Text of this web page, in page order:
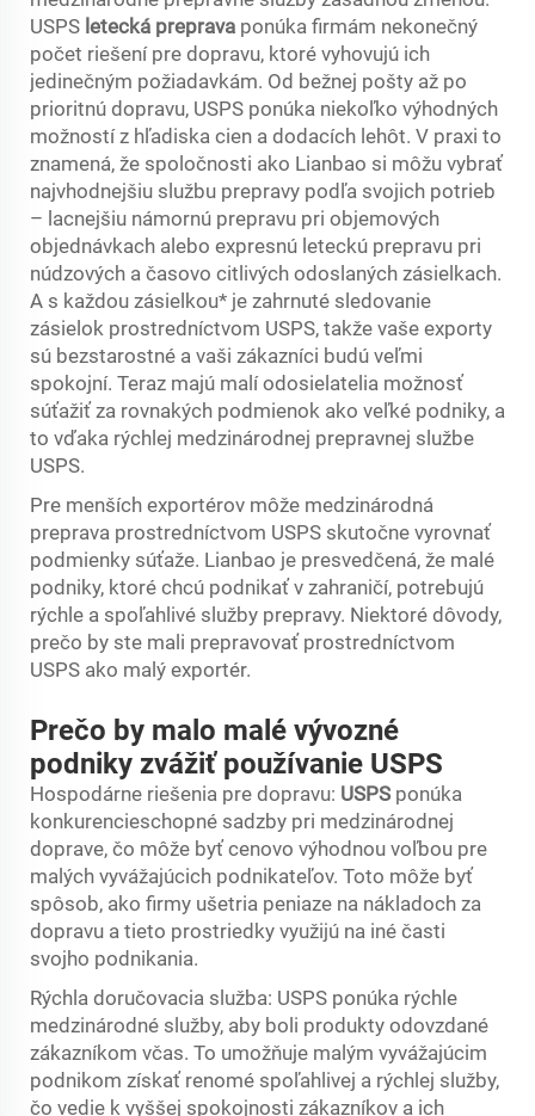
USPS letecká preprava ponúka firmám nekonečný
počet riešení pre dopravu, ktoré vyhovujú ich
jedinečným požiadavkám. Od bežnej pošty až po
prioritnú dopravu, USPS ponúka niekoľko výhodných
možností z hľadiska cien a dodacích lehôt. V praxi to
znamená, že spoločnosti ako Lianbao si môžu vybrať
najvhodnejšiu službu prepravy podľa svojich potrieb
– lacnejšiu námornú prepravu pri objemových
objednávkach alebo expresnú leteckú prepravu pri
núdzových a časovo citlivých odoslaných zásielkach.
A s každou zásielkou* je zahrnuté sledovanie
zásielok prostredníctvom USPS, takže vaše exporty
sú bezstarostné a vaši zákazníci budú veľmi
spokojní. Teraz majú malí odosielatelia možnosť
súťažiť za rovnakých podmienok ako veľké podniky, a
to vďaka rýchlej medzinárodnej prepravnej službe
USPS.
Pre menších exportérov môže medzinárodná
preprava prostredníctvom USPS skutočne vyrovnať
podmienky súťaže. Lianbao je presvedčená, že malé
podniky, ktoré chcú podnikať v zahraničí, potrebujú
rýchle a spoľahlivé služby prepravy. Niektoré dôvody,
prečo by ste mali prepravovať prostredníctvom
USPS ako malý exportér.
Prečo by malo malé vývozné
podniky zvážiť používanie USPS
Hospodárne riešenia pre dopravu: USPS ponúka
konkurencieschopné sadzby pri medzinárodnej
doprave, čo môže byť cenovo výhodnou voľbou pre
malých vyvážajúcich podnikateľov. Toto môže byť
spôsob, ako firmy ušetria peniaze na nákladoch za
dopravu a tieto prostriedky využijú na iné časti
svojho podnikania.
Rýchla doručovacia služba: USPS ponúka rýchle
medzinárodné služby, aby boli produkty odovzdané
zákazníkom včas. To umožňuje malým vyvážajúcim
podnikom získať renomé spoľahlivej a rýchlej služby,
čo vedie k vyššej spokojnosti zákazníkov a ich